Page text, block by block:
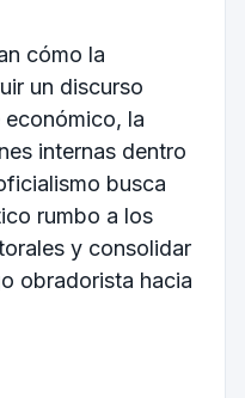
cómo la
un discurso
la
internas dentro
busca
rumbo a los
y consolidar
obradorista hacia